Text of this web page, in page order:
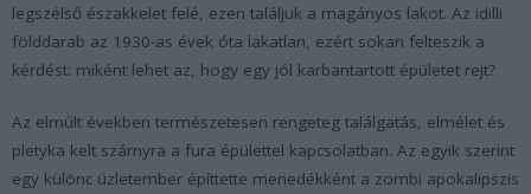
legszélső északkelet felé, ezen találjuk a magányos lakot. Az idilli
földdarab az 1930-as évek óta lakatlan, ezért sokan felteszik a
kérdést: miként lehet az, hogy egy jól karbantartott épületet rejt?
Az elmúlt években természetesen rengeteg találgatás, elmélet és
pletyka kelt szárnyra a fura épülettel kapcsolatban. Az egyik szerint
egy különc üzletember építtette menedékként a zombi apokalipszis